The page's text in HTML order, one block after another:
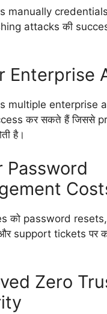
manually
attacks की
Enterprise
multiple enterprise
कर सकते हैं जिससे
है।
Password
को password
support tickets पर
Zero